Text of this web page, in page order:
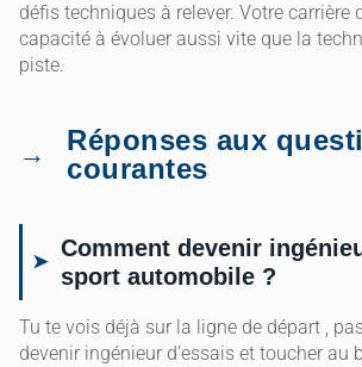
défis techniques à relever. Votre carrière
capacité à évoluer aussi vite que la
piste.
Réponses aux
courantes
Comment devenir
sport automobile ?
Tu te vois déjà sur la ligne de départ ,
devenir ingénieur d’essais et toucher au